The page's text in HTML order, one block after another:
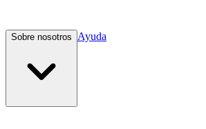
Sobre nosotros Ayuda